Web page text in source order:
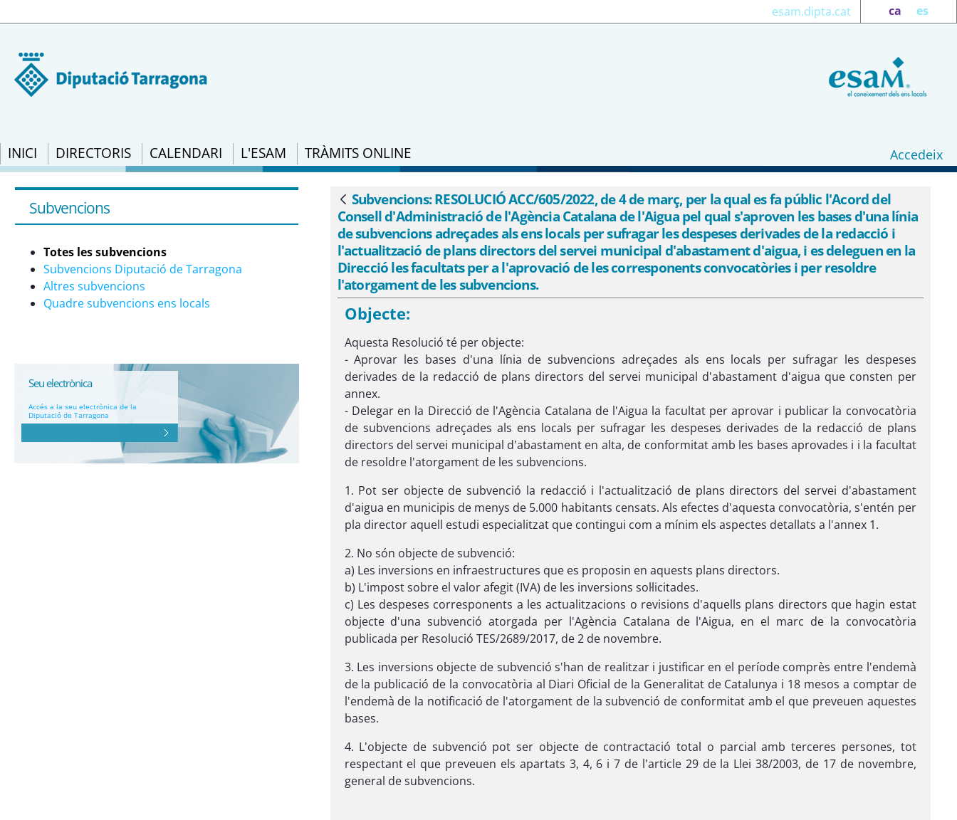
ca es
esam.dipta.cat
INICI DIRECTORIS CALENDARI L'ESAM TRÀMITS ONLINE Accedeix
Subvencions: RESOLUCIÓ ACC/605/2022, de 4 de març, per la qual es fa públic l&#39;Acord del Consell
d&#39;Administració de l&#39;Agència Catalana de l&#39;Aigua pel qual s&#39;aproven les bases d&#39;una línia de
subvencions adreçades als ens locals per sufragar les despeses derivades de la redacció i l&#39;actualització de plans
directors del servei municipal d&#39;abastament d&#39;aigua, i es deleguen en la Direcció les facultats per a
l&#39;aprovació de les corresponents convocatòries i per resoldre l&#39;atorgament de les subvencions. - eSAM
Subvencions
Totes les subvencions
Subvencions Diputació de Tarragona
Altres subvencions
Quadre subvencions ens locals
Seu electrònica
Accés a la seu electrònica de la
Diputació de Tarragona
Vés enrere
Subvencions: RESOLUCIÓ ACC/605/2022, de 4 de març, per la qual es fa públic l'Acord del
Consell d'Administració de l'Agència Catalana de l'Aigua pel qual s'aproven les bases d'una línia
de subvencions adreçades als ens locals per sufragar les despeses derivades de la redacció i
l'actualització de plans directors del servei municipal d'abastament d'aigua, i es deleguen en la
Direcció les facultats per a l'aprovació de les corresponents convocatòries i per resoldre
l'atorgament de les subvencions.
Objecte:
Aquesta Resolució té per objecte:
- Aprovar les bases d'una línia de subvencions adreçades als ens locals per sufragar les despeses
derivades de la redacció de plans directors del servei municipal d'abastament d'aigua que consten per
annex.
- Delegar en la Direcció de l'Agència Catalana de l'Aigua la facultat per aprovar i publicar la convocatòria
de subvencions adreçades als ens locals per sufragar les despeses derivades de la redacció de plans
directors del servei municipal d'abastament en alta, de conformitat amb les bases aprovades i i la facultat
de resoldre l'atorgament de les subvencions.
1. Pot ser objecte de subvenció la redacció i l'actualització de plans directors del servei d'abastament
d'aigua en municipis de menys de 5.000 habitants censats. Als efectes d'aquesta convocatòria, s'entén per
pla director aquell estudi especialitzat que contingui com a mínim els aspectes detallats a l'annex 1.
2. No són objecte de subvenció:
a) Les inversions en infraestructures que es proposin en aquests plans directors.
b) L'impost sobre el valor afegit (IVA) de les inversions sol·licitades.
c) Les despeses corresponents a les actualitzacions o revisions d'aquells plans directors que hagin estat
objecte d'una subvenció atorgada per l'Agència Catalana de l'Aigua, en el marc de la convocatòria
publicada per Resolució TES/2689/2017, de 2 de novembre.
3. Les inversions objecte de subvenció s'han de realitzar i justificar en el període comprès entre l'endemà
de la publicació de la convocatòria al Diari Oficial de la Generalitat de Catalunya i 18 mesos a comptar de
l'endemà de la notificació de l'atorgament de la subvenció de conformitat amb el que preveuen aquestes
bases.
4. L'objecte de subvenció pot ser objecte de contractació total o parcial amb terceres persones, tot
respectant el que preveuen els apartats 3, 4, 6 i 7 de l'article 29 de la Llei 38/2003, de 17 de novembre,
general de subvencions.